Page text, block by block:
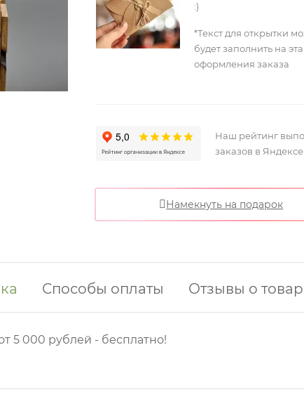
:)
*Текст для открытки
будет заполнить на
оформления заказа
Наш рейтинг
заказов в Яндексе
Намекнуть на подарок
Способы оплаты Отзывы о
5 000 рублей - бесплатно!